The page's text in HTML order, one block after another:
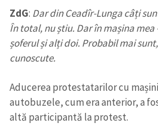
ZdG: Dar din Ceadîr-Lunga câți
În total, nu știu. Dar în mașina
șoferul și alți doi. Probabil mai
cunoscute.
Aducerea protestatarilor cu
autobuzele, cum era anterior, a
altă participantă la protest.